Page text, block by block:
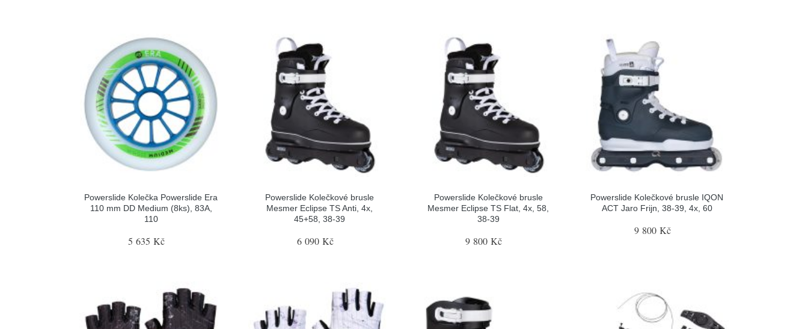
Powerslide Kolečka Powerslide Era
110 mm DD Medium (8ks), 83A,
110
5 635 Kč
Powerslide Kolečkové brusle
Mesmer Eclipse TS Anti, 4x,
45+58, 38-39
6 090 Kč
Powerslide Kolečkové brusle
Mesmer Eclipse TS Flat, 4x, 58,
38-39
9 800 Kč
Powerslide Kolečkové brusle IQON
ACT Jaro Frijn, 38-39, 4x, 60
9 800 Kč